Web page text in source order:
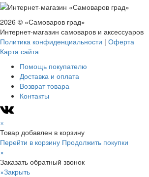
2026 © «Самоваров град»
Интернет-магазин самоваров и аксессуаров
Политика конфиденциальности | Оферта
Карта сайта
Помощь покупателю
Доставка и оплата
Возврат товара
Контакты
×
Товар добавлен в корзину
Перейти в корзину Продолжить покупки
×
Заказать обратный звонок
×Закрыть